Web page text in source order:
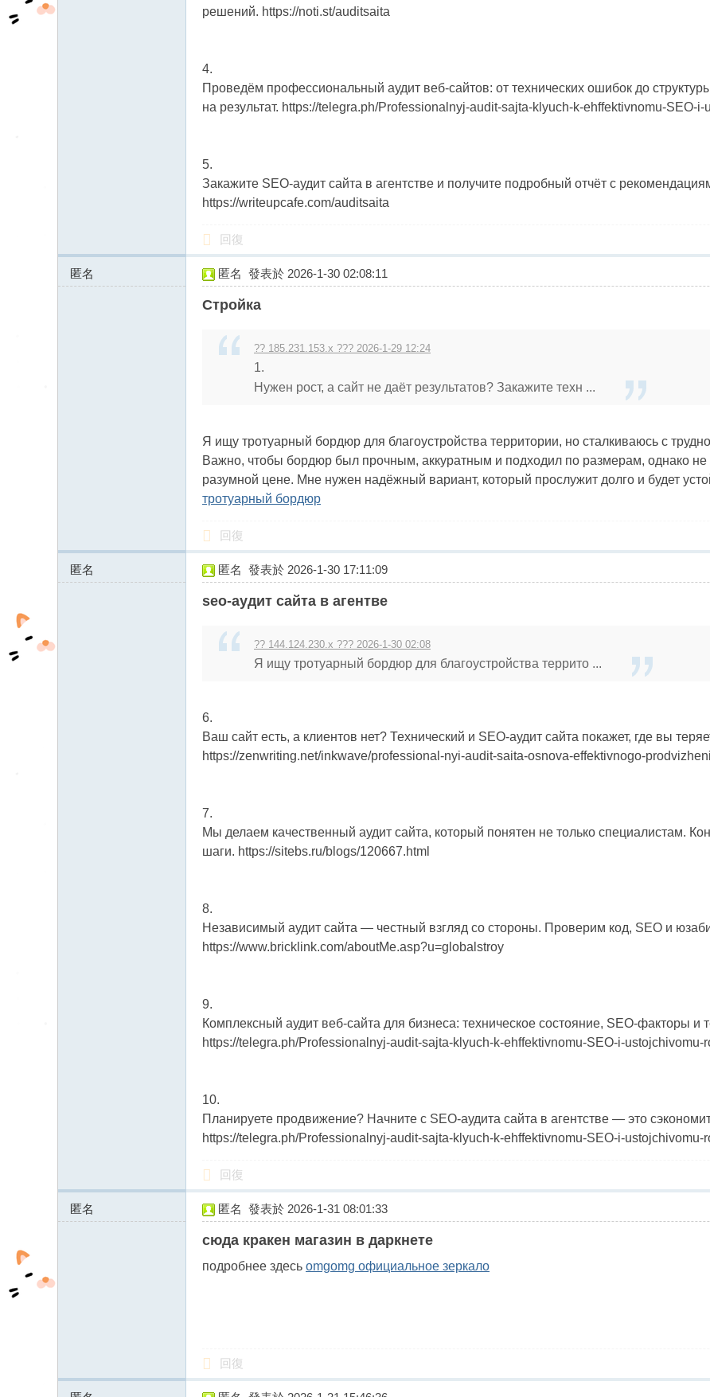
решений. https://noti.st/auditsaita
4.
Проведём профессиональный аудит веб-сайтов: от технических ошибок до
на результат. https://telegra.ph/Professionalnyj-audit-sajta-klyuch-k-ehffektivnomu-SEO-
5.
Закажите SEO-аудит сайта в агентстве и получите подробный отчёт с
https://writeupcafe.com/auditsaita
回復
匿名
144.124.230.x:10999
匿名 發表於 2026-1-30 02:08:11
Стройка
?? 185.231.153.x ??? 2026-1-29 12:24
1.
Нужен рост, а сайт не даёт результатов? Закажите техн ...
Я ищу тротуарный бордюр для благоустройства территории, но сталкиваюсь с
Важно, чтобы бордюр был прочным, аккуратным и подходил по размерам, однако не
разумной цене. Мне нужен надёжный вариант, который прослужит долго и будет
тротуарный бордюр
回復
匿名
185.231.153.x:11429
匿名 發表於 2026-1-30 17:11:09
seo-аудит сайта в агентве
?? 144.124.230.x ??? 2026-1-30 02:08
Я ищу тротуарный бордюр для благоустройства террито ...
6.
Ваш сайт есть, а клиентов нет? Технический и SEO-аудит сайта покажет, где вы
https://zenwriting.net/inkwave/professional-nyi-audit-saita-osnova-effektivnogo-
7.
Мы делаем качественный аудит сайта, который понятен не только специалистам.
шаги. https://sitebs.ru/blogs/120667.html
8.
Независимый аудит сайта — честный взгляд со стороны. Проверим код, SEO и
https://www.bricklink.com/aboutMe.asp?u=globalstroy
9.
Комплексный аудит веб-сайта для бизнеса: техническое состояние, SEO-факторы и
https://telegra.ph/Professionalnyj-audit-sajta-klyuch-k-ehffektivnomu-SEO-i-ustojchivomu-
10.
Планируете продвижение? Начните с SEO-аудита сайта в агентстве — это
https://telegra.ph/Professionalnyj-audit-sajta-klyuch-k-ehffektivnomu-SEO-i-ustojchivomu-
回復
匿名
185.255.126.x:12782
匿名 發表於 2026-1-31 08:01:33
сюда кракен магазин в даркнете
подробнее здесь omgomg официальное зеркало
回復